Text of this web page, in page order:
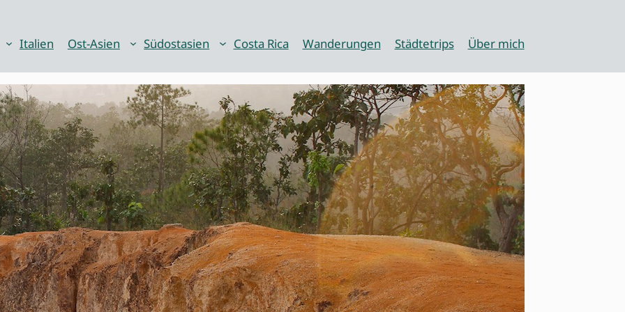
Italien Ost-Asien Südostasien Costa Rica Wanderungen Städtetrips Über mich